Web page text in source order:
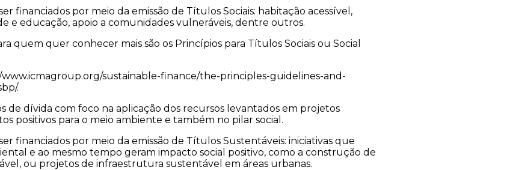
financiados por meio da emissão de Títulos Sociais: habitação acessível,
e educação, apoio a comunidades vulneráveis, dentre outros.
quem quer conhecer mais são os Princípios para Títulos Sociais ou Social
www.icmagroup.org/sustainable-finance/the-principles-guidelines-and-
.
de dívida com foco na aplicação dos recursos levantados em projetos
positivos para o meio ambiente e também no pilar social.
financiados por meio da emissão de Títulos Sustentáveis: iniciativas que
e ao mesmo tempo geram impacto social positivo, como a construção de
ou projetos de infraestrutura sustentável em áreas urbanas.